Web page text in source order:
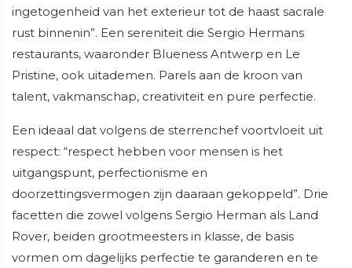
ingetogenheid van het exterieur tot de haast sacrale
rust binnenin”. Een sereniteit die Sergio Hermans
restaurants, waaronder Blueness Antwerp en Le
Pristine, ook uitademen. Parels aan de kroon van
talent, vakmanschap, creativiteit en pure perfectie.
Een ideaal dat volgens de sterrenchef voortvloeit uit
respect: “respect hebben voor mensen is het
uitgangspunt, perfectionisme en
doorzettingsvermogen zijn daaraan gekoppeld”. Drie
facetten die zowel volgens Sergio Herman als Land
Rover, beiden grootmeesters in klasse, de basis
vormen om dagelijks perfectie te garanderen en te